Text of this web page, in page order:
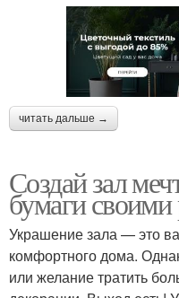
читать дальше →
Создай зал
бумаги
Украшение зала — это
комфортного дома.
или желание тратить